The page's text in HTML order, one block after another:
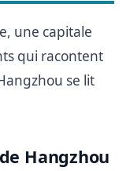
une capitale
qui racontent
se lit
Hangzhou